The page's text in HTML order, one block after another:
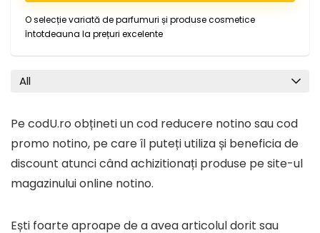
O selecție variată de parfumuri și produse cosmetice
întotdeauna la prețuri excelente
All
Pe codU.ro obțineti un cod reducere notino sau cod
promo notino, pe care îl puteți utiliza și beneficia de
discount atunci când achizitionați produse pe site-ul
magazinului online notino.
Ești foarte aproape de a avea articolul dorit sau